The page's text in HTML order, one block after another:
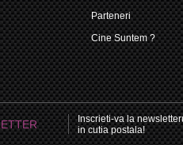
Parteneri
Cine Suntem ?
Inscrieti-va la
in cutia postala!